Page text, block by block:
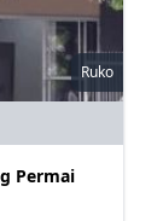
Ruko
Permai